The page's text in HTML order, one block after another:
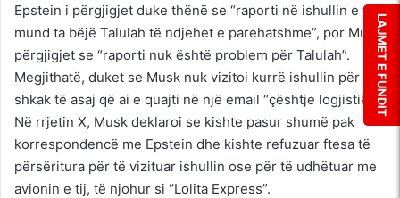
Epstein i përgjigjet duke thënë se “raporti në ishullin e tij
mund ta bëjë Talulah të ndjehet e parehatshme”, por Musk
përgjigjet se “raporti nuk është problem për Talulah”.
Megjithatë, duket se Musk nuk vizitoi kurrë ishullin për
shkak të asaj që ai e quajti në një email “çështje logjistike”.
Në rrjetin X, Musk deklaroi se kishte pasur shumë pak
korrespondencë me Epstein dhe kishte refuzuar ftesa të
përsëritura për të vizituar ishullin ose për të udhëtuar me
avionin e tij, të njohur si “Lolita Express”.
LAJMET E FUNDIT